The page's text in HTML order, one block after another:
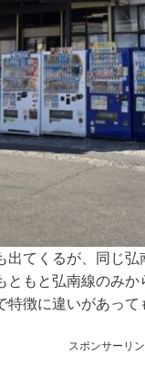
出てくるが、同じ
もと弘南線のみ
特徴に違いがあって
スポンサーリ